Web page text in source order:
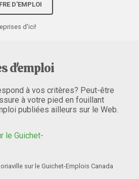
D'EMPLOI
d'ici!
d'emploi
à vos critères? Peut-être
à votre pied en fouillant
publiées ailleurs sur le Web.
sur le Guichet-Emplois Canada